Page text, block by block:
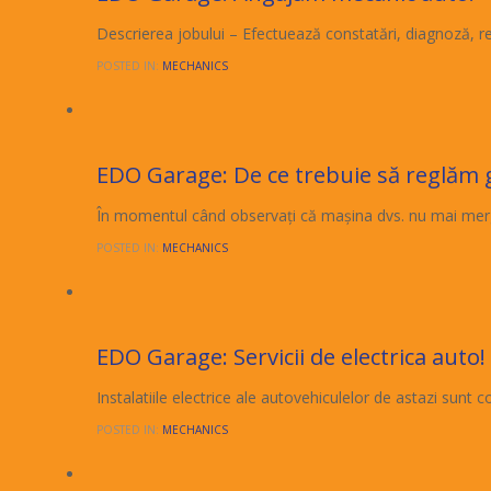
Descrierea jobului – Efectuează constatări, diagnoză,
POSTED IN: MECHANICS
EDO Garage: De ce trebuie să
În momentul când observați că mașina dvs. nu mai
POSTED IN: MECHANICS
EDO Garage: Servicii de electrica auto!
Instalatiile electrice ale autovehiculelor de astazi sunt
POSTED IN: MECHANICS